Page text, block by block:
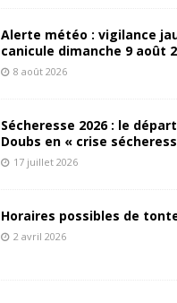
Alerte météo : vigilance
canicule dimanche 9 août
8 août 2026
Sécheresse 2026 : le
Doubs en « crise
17 juillet 2026
Horaires possibles de
2 avril 2026